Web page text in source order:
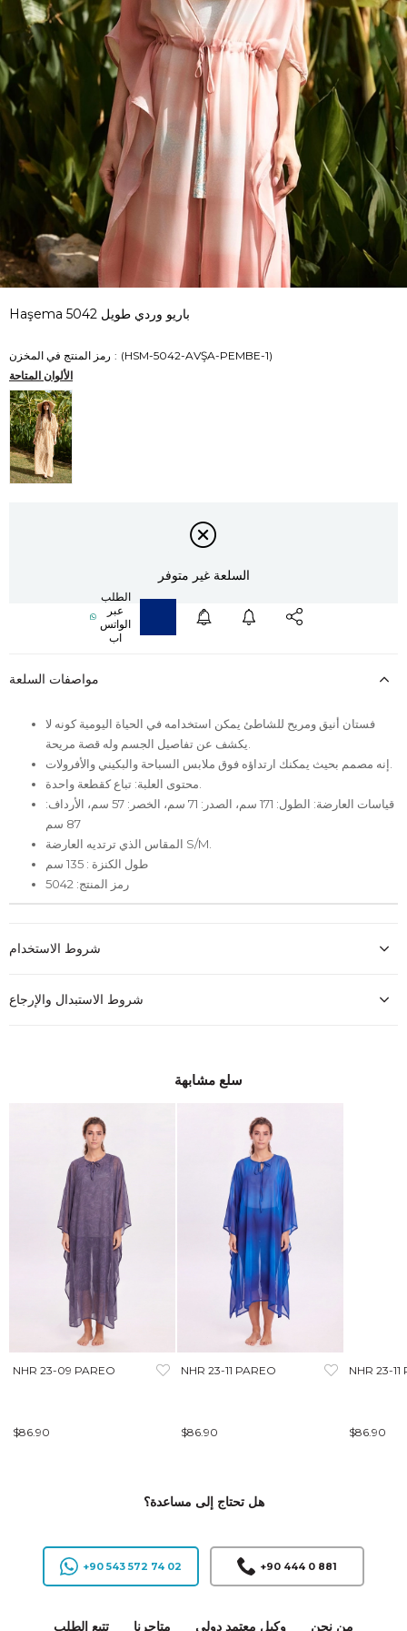
Haşema باريو وردي طويل 5042
رمز المنتج في المخزن
(HSM-5042-AVŞA-PEMBE-1)
الألوان المتاحة
السلعة غير متوفر
مواصفات السلعة
فستان أنيق ومريح للشاطئ يمكن استخدامه في الحياة اليومية كونه لا
قياسات العارضة: الطول: 171 سم، الصدر: 71 سم، الخصر: 57 سم، الأرداف:
87 سم
المقاس الذي ترتديه العارضة S/M.
طول الكنزة : 135 سم
رمز المنتج: 5042
شروط الاستخدام
شروط الاستبدال والإرجاع
سلع مشابهة
NHR 23-09 PAREO
$86.90
NHR 23-11 PAREO
$86.90
NHR 23-11
$86.90
هل تحتاج إلى مساعدة؟
+90 543 572 74 02 +90 444 0 881
تتبع الطلب متاجرنا وكيل معتمد دولي من نحن